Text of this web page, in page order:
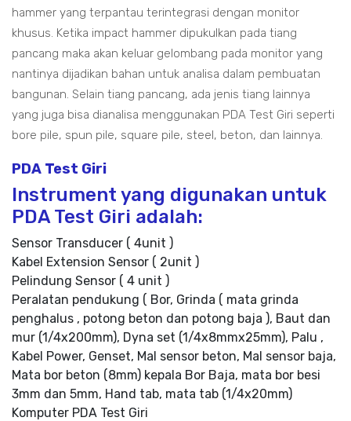
hammer yang terpantau terintegrasi dengan monitor
khusus. Ketika impact hammer dipukulkan pada tiang
pancang maka akan keluar gelombang pada monitor yang
nantinya dijadikan bahan untuk analisa dalam pembuatan
bangunan. Selain tiang pancang, ada jenis tiang lainnya
yang juga bisa dianalisa menggunakan PDA Test Giri seperti
bore pile, spun pile, square pile, steel, beton, dan lainnya.
PDA Test Giri
Instrument yang digunakan untuk
PDA Test Giri adalah:
Sensor Transducer ( 4unit )
Kabel Extension Sensor ( 2unit )
Pelindung Sensor ( 4 unit )
Peralatan pendukung ( Bor, Grinda ( mata grinda
penghalus , potong beton dan potong baja ), Baut dan
mur (1/4x200mm), Dyna set (1/4x8mmx25mm), Palu ,
Kabel Power, Genset, Mal sensor beton, Mal sensor baja,
Mata bor beton (8mm) kepala Bor Baja, mata bor besi
3mm dan 5mm, Hand tab, mata tab (1/4x20mm)
Komputer PDA Test Giri